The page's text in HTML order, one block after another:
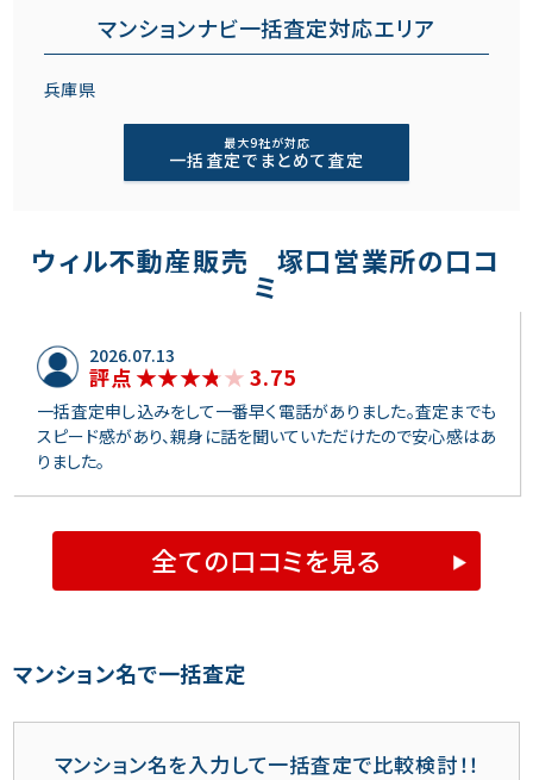
マンションナビ一括査定対応エリア
兵庫県
最大9社が対応
一括査定でまとめて査定
ウィル不動産販売 塚口営業所の口コ
ミ
2026.07.13
評点 3.75
一括査定申し込みをして一番早く電話がありました。査定までも
スピード感があり、親身に話を聞いていただけたので安心感はあ
りました。
全ての口コミを見る
マンション名で一括査定
マンション名を入力して一括査定で比較検討！！